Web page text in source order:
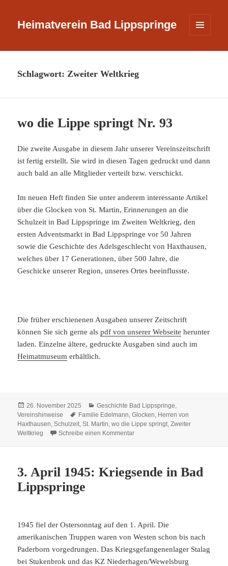
Heimatverein Bad Lippspringe
WIDGETS
Schlagwort:Zweiter Weltkrieg
wo die Lippe springt Nr. 93
Die zweite Ausgabe in diesem Jahr unserer Vereinszeitschrift
ist fertig erstellt. Sie wird in diesen Tagen gedruckt und dann
auch bald an alle Mitglieder verteilt bzw. verschickt.
Im neuen Heft finden Sie unter anderem interessante Artikel
über die Glocken von St. Martin, Erinnerungen an die
Schulzeit in Bad Lippspringe im Zweiten Weltkrieg, den
ersten Adventsmarkt in Bad Lippspringe vor 50 Jahren
sowie die Geschichte des Adelsgeschlecht von Haxthausen,
welches über 17 Generationen, über 500 Jahre, die
Geschicke unserer Region, unseres Ortes beeinflusste.
Die früher erschienenen Ausgaben unserer Zeitschrift
können Sie sich gerne alspdf von unserer Webseite herunter
laden. Einzelne ältere, gedruckte Ausgaben sind auch im
Heimatmuseum erhältlich.
Veröffentlicht
am
26. November 2025 Kategorien
Geschichte Bad Lippspringe,
Vereinshinweise
Schlagwörter
Familie Edelmann,Glocken, Herren von
Haxthausen,Schulzeit,St. Martin,wo die Lippe springt,Zweiter
Weltkrieg
Schreibe einen Kommentarzu wo die Lippe springt Nr. 93
3. April 1945: Kriegsende in Bad
Lippspringe
1945 fiel der Ostersonntag auf den 1. April. Die
amerikanischen Truppen waren von Westen schon bis nach
Paderborn vorgedrungen. Das Kriegsgefangenenlager Stalag
bei Stukenbrok und das KZ Niederhagen/Wewelsburg